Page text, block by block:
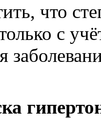
что
с